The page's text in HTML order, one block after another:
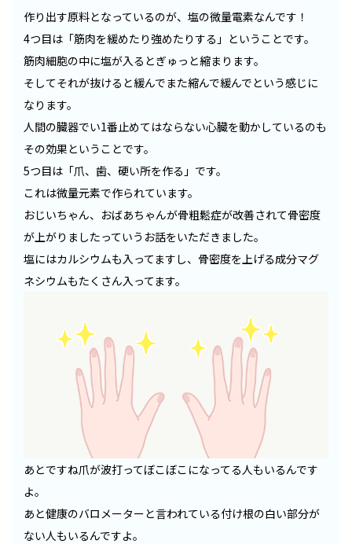
作り出す原料となっているのが、塩の微量電素なんです！
4つ目は「筋肉を緩めたり強めたりする」ということです。
筋肉細胞の中に塩が入るとぎゅっと縮まります。
そしてそれが抜けると緩んでまた縮んで緩んでという感じに
なります。
人間の臓器でい1番止めてはならない心臓を動かしているのも
その効果ということです。
5つ目は「爪、歯、硬い所を作る」です。
これは微量元素で作られています。
おじいちゃん、おばあちゃんが骨粗鬆症が改善されて骨密度
が上がりましたっていうお話をいただきました。
塩にはカルシウムも入ってますし、骨密度を上げる成分マグ
ネシウムもたくさん入ってます。
あとですね爪が波打ってぼこぼこになってる人もいるんです
よ。
あと健康のバロメーターと言われている付け根の白い部分が
ない人もいるんですよ。